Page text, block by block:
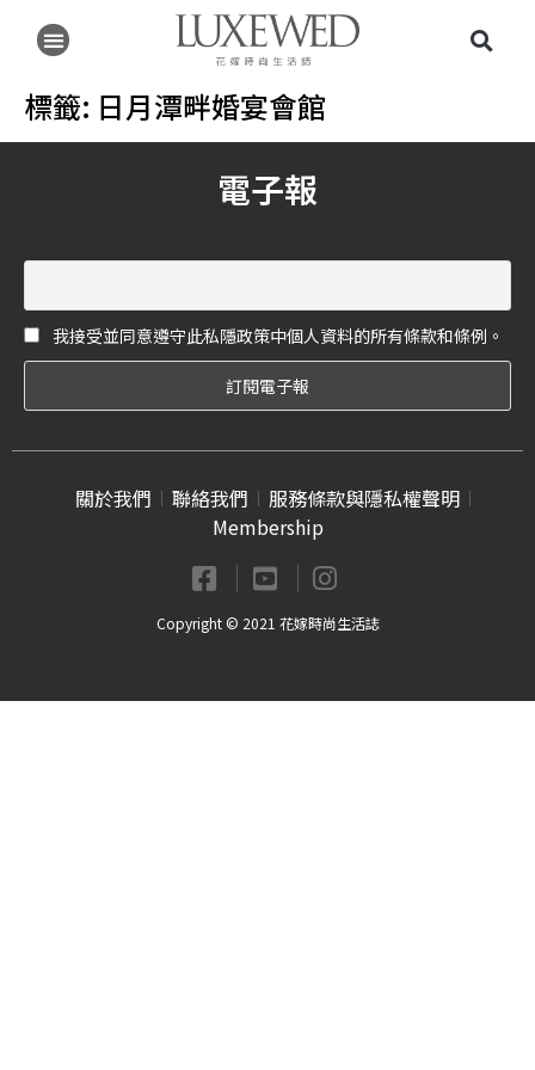
標籤: 日月潭畔婚宴會館
電子報
我接受並同意遵守此私隱政策中個人資料的所有條款和條例。
關於我們 聯絡我們
服務條款與隱私權聲明
Membership
Copyright © 2021 花嫁時尚生活誌